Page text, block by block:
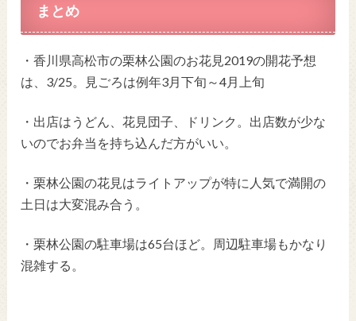
まとめ
・香川県高松市の栗林公園のお花見2019の開花予想
は、3/25。見ごろは例年3月下旬～4月上旬
・出店はうどん、花見団子、ドリンク。出店数が少な
いのでお弁当を持ち込んだ方がいい。
・栗林公園の花見はライトアップが特に人気で満開の
土日は大変混み合う。
・栗林公園の駐車場は65台ほど。周辺駐車場もかなり
混雑する。